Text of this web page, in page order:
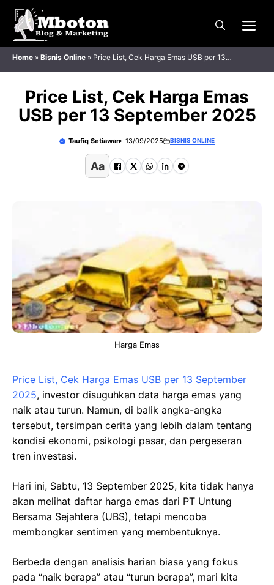
Langsung
Home » Bisnis Online » Price List, Cek Harga Emas USB per 13
September 2025
Price List, Cek Harga Emas
USB per 13 September 2025
Taufiq Setiawan 13/09/2025 BISNIS ONLINE
Aa
Harga Emas
Price List, Cek Harga Emas USB per 13 September
2025, investor disuguhkan data harga emas yang
naik atau turun. Namun, di balik angka-angka
tersebut, tersimpan cerita yang lebih dalam tentang
kondisi ekonomi, psikologi pasar, dan pergeseran
tren investasi.
Hari ini, Sabtu, 13 September 2025, kita tidak hanya
akan melihat daftar harga emas dari PT Untung
Bersama Sejahtera (UBS), tetapi mencoba
membongkar sentimen yang membentuknya.
Berbeda dengan analisis harian biasa yang fokus
pada “naik berapa” atau “turun berapa”, mari kita